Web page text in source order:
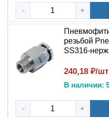
Репутацию бренда
Долгий срок службы
для ответственных
- +
резьбой
SS316-
240,18 ₽/шт
В наличии:
- +